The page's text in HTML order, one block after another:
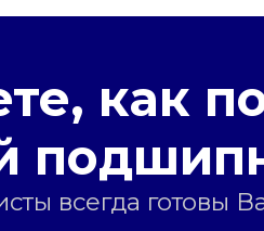
как
всегда готовы